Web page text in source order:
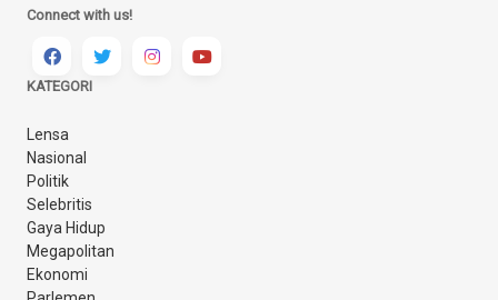
Connect with us!
KATEGORI
Lensa
Nasional
Politik
Selebritis
Gaya Hidup
Megapolitan
Ekonomi